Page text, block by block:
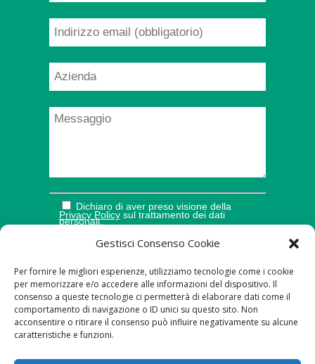
Gestisci Consenso Cookie
Per fornire le migliori esperienze, utilizziamo tecnologie come i cookie
per memorizzare e/o accedere alle informazioni del dispositivo. Il
consenso a queste tecnologie ci permetterà di elaborare dati come il
comportamento di navigazione o ID unici su questo sito. Non
acconsentire o ritirare il consenso può influire negativamente su alcune
caratteristiche e funzioni.
Dichiaro di aver preso visione della
Privacy Policysul trattamento dei dati
personali.